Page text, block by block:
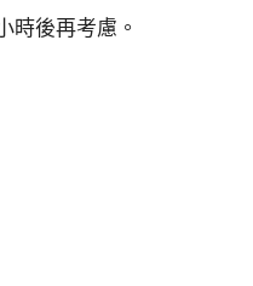
時後再考慮。